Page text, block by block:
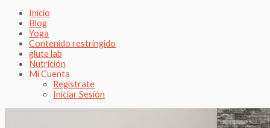
Inicio
Blog
Yoga
Contenido restringido
glute lab
Nutrición
Mi Cuenta
Regístrate
Iniciar Sesión